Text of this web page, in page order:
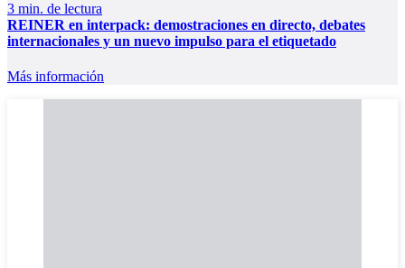
3 min. de lectura
REINER en interpack: demostraciones en directo, debates
internacionales y un nuevo impulso para el etiquetado
Más información